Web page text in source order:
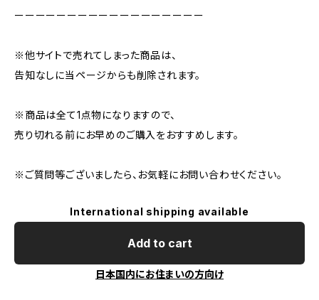
ーーーーーーーーーーーーーーーーーー
※他サイトで売れてしまった商品は、
告知なしに当ページからも削除されます。
※商品は全て1点物になりますので、
売り切れる前にお早めのご購入をおすすめします。
※ご質問等ございましたら、お気軽にお問い合わせください。
International shipping available
Add to cart
日本国内にお住まいの方向け